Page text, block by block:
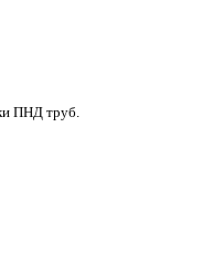
ПНД труб.